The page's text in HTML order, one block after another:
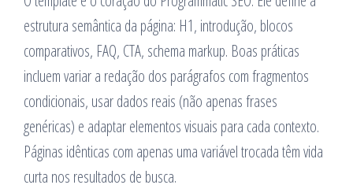
estrutura semântica da página: H1, introdução, blocos
comparativos, FAQ, CTA, schema markup. Boas práticas
incluem variar a redação dos parágrafos com fragmentos
condicionais, usar dados reais (não apenas frases
genéricas) e adaptar elementos visuais para cada contexto.
Páginas idênticas com apenas uma variável trocada têm vida
curta nos resultados de busca.